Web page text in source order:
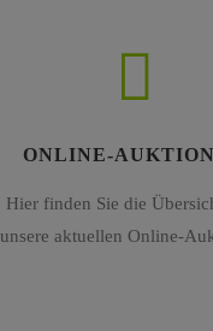
ONLINE-
Hier finden Sie die
unsere aktuellen Online-